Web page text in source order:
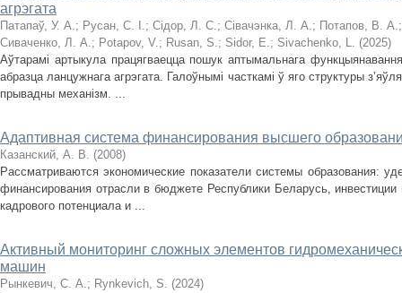
агрэгата
Патапаў, У. А.; Русан, С. І.; Сідор, Л. С.; Сівачэнка, Л. А.; Потапов, В. А.
Сиваченко, Л. А.; Potapov, V.; Rusan, S.; Sidor, E.; Sivachenko, L. (2025)
Аўтарамі артыкула працягваецца пошук аптымальнага
абразца ланцужнага агрэгата. Галоўнымі часткамі ў яго структуры
прывадны механізм. ...
Адаптивная система финансирования высшего
Казанский, А. В. (2008)
Рассматриваются экономические показатели системы образования:
финансирования отрасли в бюджете Республики Беларусь, инвестиции
кадрового потенциала и ...
Активный мониторинг сложных элементов
машин
Рынкевич, С. А.; Rynkevich, S. (2024)